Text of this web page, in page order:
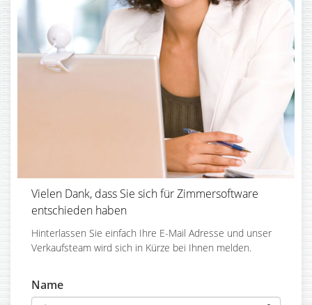
Vielen Dank, dass Sie sich für Zimmersoftware
entschieden haben
Hinterlassen Sie einfach Ihre E-Mail Adresse und unser
Verkaufsteam wird sich in Kürze bei Ihnen melden.
Name